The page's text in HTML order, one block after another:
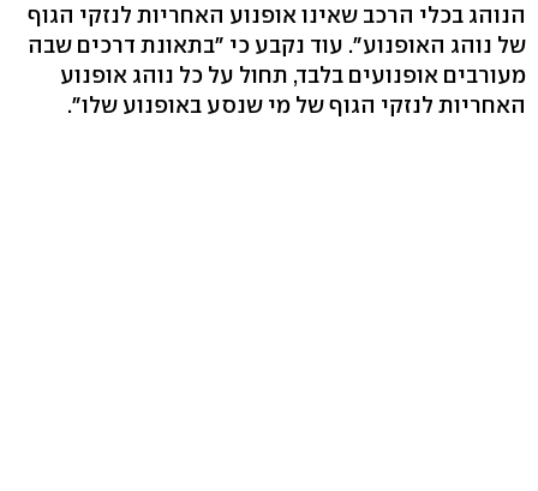
הנוהג בכלי הרכב שאינו אופנוע האחריות לנזקי הגוף
של נוהג האופנוע". עוד נקבע כי "בתאונת דרכים שבה
מעורבים אופנועים בלבד, תחול על כל נוהג אופנוע
האחריות לנזקי הגוף של מי שנסע באופנוע שלו".